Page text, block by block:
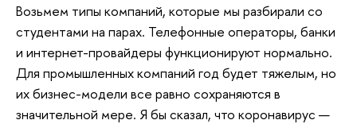
Возьмем типы компаний, которые мы разбирали со
студентами на парах. Телефонные операторы, банки
и интернет-провайдеры функционируют нормально.
Для промышленных компаний год будет тяжелым, но
их бизнес-модели все равно сохраняются в
значительной мере. Я бы сказал, что коронавирус —